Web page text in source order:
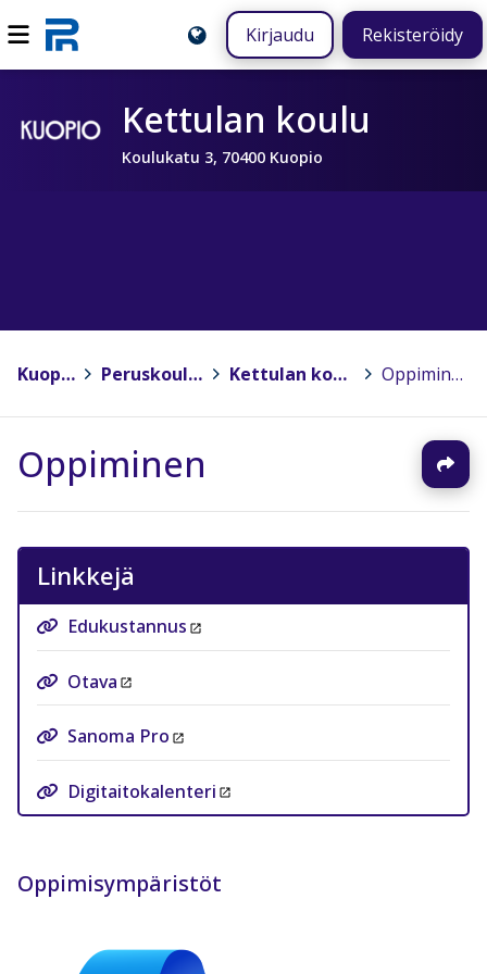
Kirjaudu Rekisteröidy
Kettulan koulu
Koulukatu 3, 70400 Kuopio
Kuopio Peruskoulut > Kettulan koulu Oppiminen
Oppiminen
Linkkejä
Edukustannus
Otava
Sanoma Pro
Digitaitokalenteri
Oppimisympäristöt